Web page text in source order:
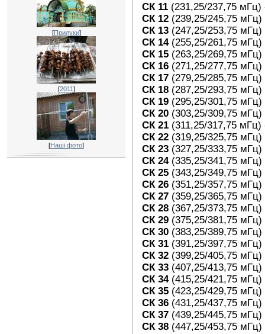
[Прилуки]
[2011]
[Наші фото]
СК 11 (231,25/237,75 мГц)
СК 12 (239,25/245,75 мГц)
СК 13 (247,25/253,75 мГц)
СК 14(255,25/261,75 мГц)
СК 15 (263,25/269,75 мГц)
СК 16 (271,25/277,75 мГц)
СК 17 (279,25/285,75 мГц)
СК 18 (287,25/293,75 мГц)
СК 19 (295,25/301,75 мГц)
СК 20 (303,25/309,75 мГц)
СК 21 (311,25/317,75 мГц)
СК 22 (319,25/325,75 мГц)
СК 23 (327,25/333,75 мГц)
СК 24(335,25/341,75 мГц)
СК 25 (343,25/349,75 мГц)
СК 26 (351,25/357,75 мГц)
СК 27 (359,25/365,75 мГц)
СК 28 (367,25/373,75 мГц)
СК 29 (375,25/381,75 мГц)
СК 30 (383,25/389,75 мГц)
СК 31 (391,25/397,75 мГц)
СК 32 (399,25/405,75 мГц)
СК 33 (407,25/413,75 мГц)
СК 34(415,25/421,75 мГц)
СК 35 (423,25/429,75 мГц)
СК 36 (431,25/437,75 мГц)
СК 37 (439,25/445,75 мГц)
СК 38 (447,25/453,75 мГц)